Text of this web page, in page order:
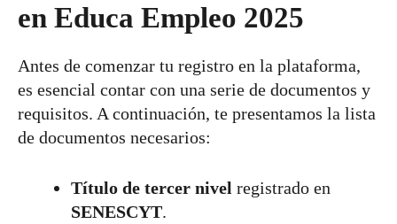
en Educa Empleo 2025
Antes de comenzar tu registro en la plataforma,
es esencial contar con una serie de documentos y
requisitos. A continuación, te presentamos la lista
de documentos necesarios:
Título de tercer nivel registrado en
SENESCYT.